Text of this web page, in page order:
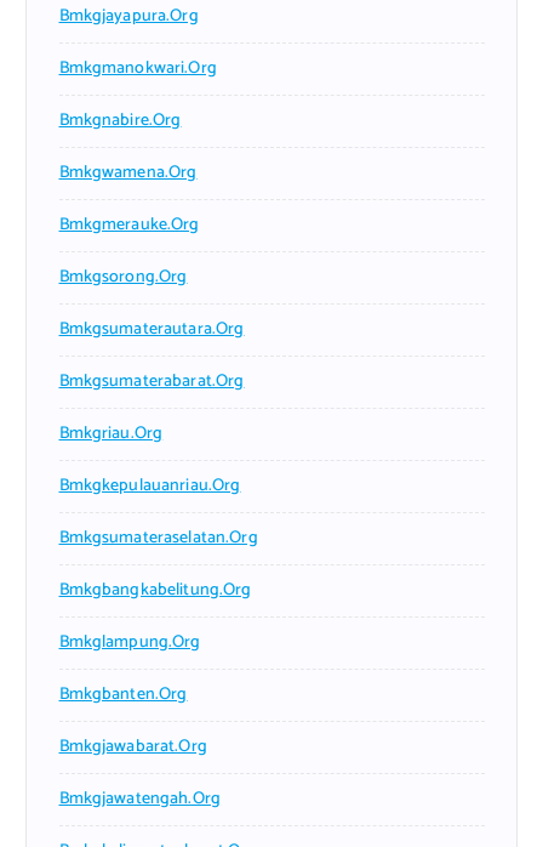
Bmkgjayapura.org
Bmkgmanokwari.org
Bmkgnabire.org
Bmkgwamena.org
Bmkgmerauke.org
Bmkgsorong.org
Bmkgsumaterautara.org
Bmkgsumaterabarat.org
Bmkgriau.org
Bmkgkepulauanriau.org
Bmkgsumateraselatan.org
Bmkgbangkabelitung.org
Bmkglampung.org
Bmkgbanten.org
Bmkgjawabarat.org
Bmkgjawatengah.org